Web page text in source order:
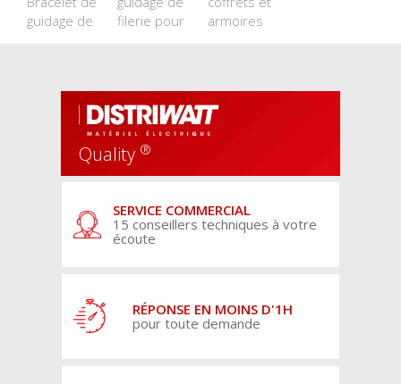
guidage de
filerie pour
armoires
Quality ®
SERVICE COMMERCIAL
15 conseillers techniques à votre
écoute
RÉPONSE EN MOINS D'1H
pour toute demande